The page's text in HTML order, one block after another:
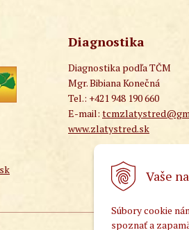
Vaše
Súbory cookie
spoznať a
Diagnostika
Diagnostika podľa TČM
Mgr. Bibiana Konečná
Tel.: +421 948 190 660
E-mail:
www.zlatystred.sk